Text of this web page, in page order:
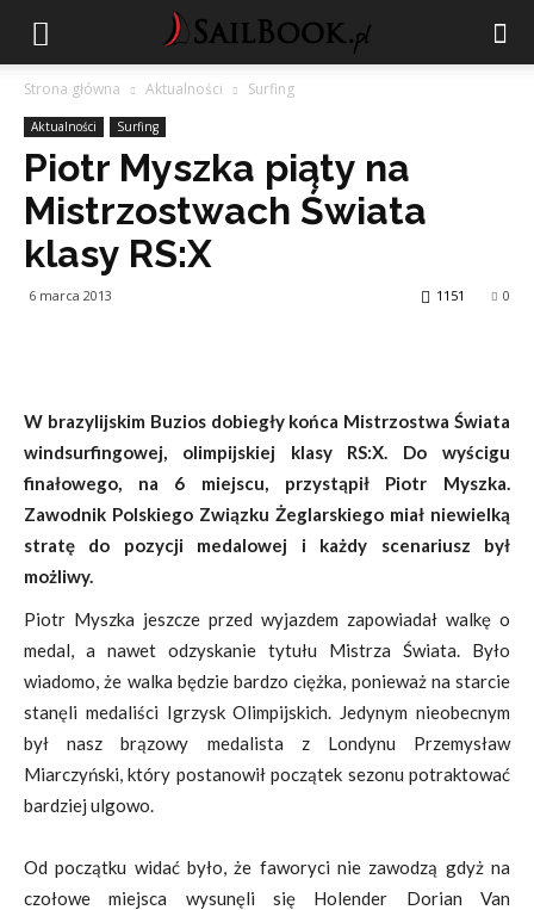
Strona główna Aktualności Surfing
Aktualności Surfing
Piotr Myszka piąty na
Mistrzostwach Świata
klasy RS:X
6 marca 2013 0
1151
W brazylijskim Buzios dobiegły końca Mistrzostwa Świata
windsurfingowej, olimpijskiej klasy RS:X. Do wyścigu
finałowego, na 6 miejscu, przystąpił Piotr Myszka.
Zawodnik Polskiego Związku Żeglarskiego miał niewielką
stratę do pozycji medalowej i każdy scenariusz był
możliwy.
Piotr Myszka jeszcze przed wyjazdem zapowiadał walkę o
medal, a nawet odzyskanie tytułu Mistrza Świata. Było
wiadomo, że walka będzie bardzo ciężka, ponieważ na starcie
stanęli medaliści Igrzysk Olimpijskich. Jedynym nieobecnym
był nasz brązowy medalista z Londynu Przemysław
Miarczyński, który postanowił początek sezonu potraktować
bardziej ulgowo.
Od początku widać było, że faworyci nie zawodzą gdyż na
czołowe miejsca wysunęli się Holender Dorian Van